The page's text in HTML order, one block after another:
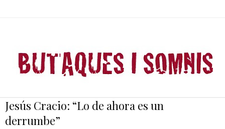
Jesús Cracio: “Lo de ahora es un
derrumbe”